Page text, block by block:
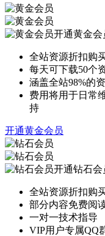
开通黄金会
全站资源折扣购
每天可下载50个
涵盖全站98%的
费用将用于日常
持
开通黄金会员
开通钻石会
全站资源折扣购
部分内容免费阅
一对一技术指导
VIP用户专属QQ